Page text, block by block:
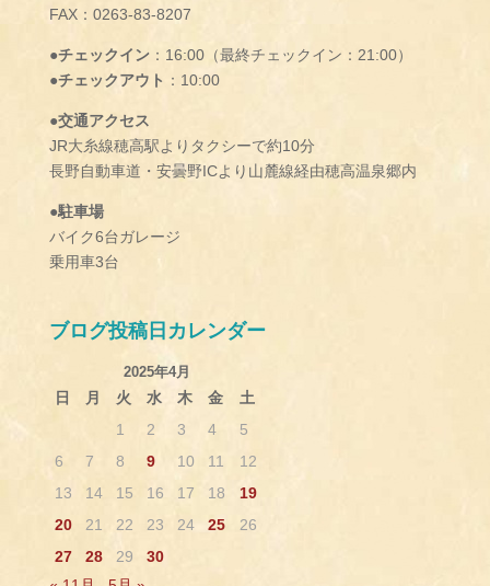
FAX：0263-83-8207
●チェックイン：16:00（最終チェックイン：21:00）
●チェックアウト ：10:00
●交通アクセス
JR大糸線穂高駅よりタクシーで約10分
長野自動車道・安曇野ICより山麓線経由穂高温泉郷内
●駐車場
バイク6台ガレージ
乗用車3台
ブログ投稿日カレンダー
2025年4月
日 月 火 水 木 金
土
1
2 3 4
5
6
7 8 9 10 11
12
13
14 15 16 17 18
19
20
21 22 23 24 25
26
27
28 29
30